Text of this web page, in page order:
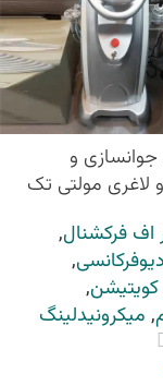
جوانسازی و
لاغری مولتی تک
اف فرکشنال,
,
کویتیشن,
, میکرونیدلینگ